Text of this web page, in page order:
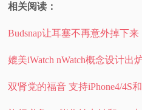
相关阅读：
Budsnap让耳塞不再意外掉下来
媲美iWatch nWatch概念设计出
双肾党的福音 支持iPhone4/4S